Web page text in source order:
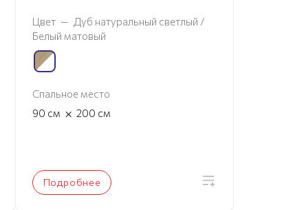
Цвет — Дуб натуральный светлый /
Белый матовый
Спальное место
90 см × 200 см
Подробнее